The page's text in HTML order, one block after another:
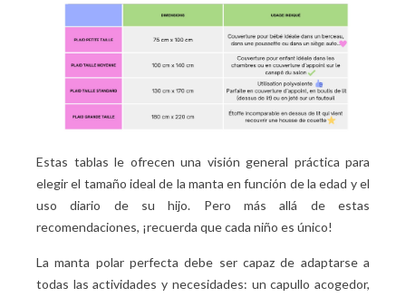
Estas tablas le ofrecen una visión general práctica para
elegir el tamaño ideal de la manta en función de la edad y el
uso diario de su hijo. Pero más allá de estas
recomendaciones, ¡recuerda que cada niño es único!
La manta polar perfecta debe ser capaz de adaptarse a
todas las actividades y necesidades: un capullo acogedor,